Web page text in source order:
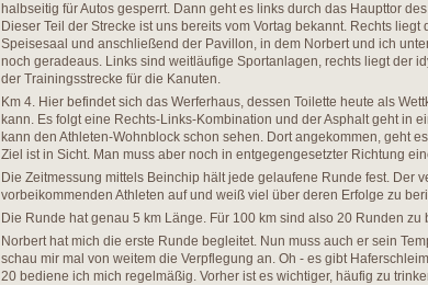
halbseitig für Autos gesperrt. Dann geht es links durch das Haupttor
Dieser Teil der Strecke ist uns bereits vom Vortag bekannt. Rechts liegt
Speisesaal und anschließend der Pavillon, in dem Norbert und ich
noch geradeaus. Links sind weitläufige Sportanlagen, rechts liegt der
der Trainingsstrecke für die Kanuten.
Km 4. Hier befindet sich das Werferhaus, dessen Toilette heute als
kann. Es folgt eine Rechts-Links-Kombination und der Asphalt geht in
kann den Athleten-Wohnblock schon sehen. Dort angekommen, geht
Ziel ist in Sicht. Man muss aber noch in entgegengesetzter Richtung
Die Zeitmessung mittels Beinchip hält jede gelaufene Runde fest. Der
vorbeikommenden Athleten auf und weiß viel über deren Erfolge zu
Die Runde hat genau 5 km Länge. Für 100 km sind also 20 Runden zu
Norbert hat mich die erste Runde begleitet. Nun muss auch er sein
schau mir mal von weitem die Verpflegung an. Oh - es gibt
20 bediene ich mich regelmäßig. Vorher ist es wichtiger, häufig zu